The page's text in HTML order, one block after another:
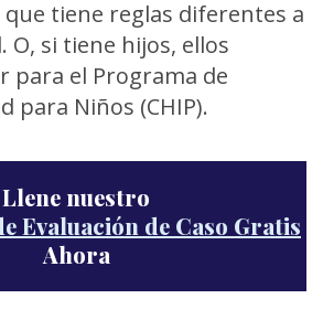
que tiene reglas diferentes a
O, si tiene hijos, ellos
para el Programa de
para Niños (CHIP).
Llene nuestro
Evaluación de Caso Gratis
Ahora